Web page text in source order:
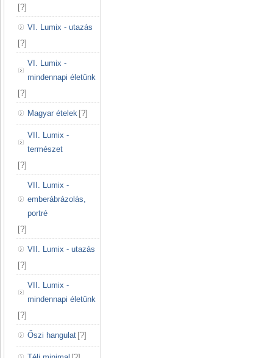
[?]
VI. Lumix - utazás
[?]
VI. Lumix -
mindennapi életünk
[?]
Magyar ételek [?]
VII. Lumix -
természet
[?]
VII. Lumix -
emberábrázolás,
portré
[?]
VII. Lumix - utazás
[?]
VII. Lumix -
mindennapi életünk
[?]
Őszi hangulat [?]